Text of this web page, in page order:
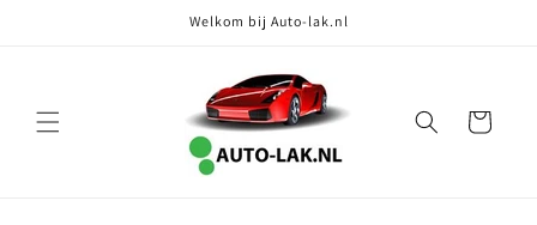
Welkom bij Auto-lak.nl
Winkelwagen